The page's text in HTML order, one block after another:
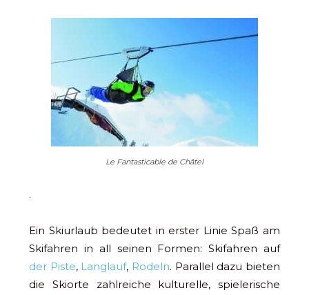
Le Fantasticable de Châtel
.
Ein Skiurlaub bedeutet in erster Linie Spaß am
Skifahren in all seinen Formen: Skifahren auf
der Piste, Langlauf, Rodeln. Parallel dazu bieten
die Skiorte zahlreiche kulturelle, spielerische